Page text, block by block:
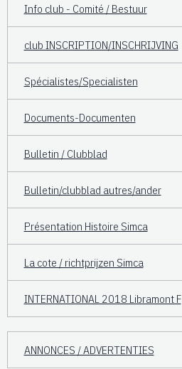
Info club - Comité / Bestuur
club INSCRIPTION/INSCHRIJVING
Spécialistes/Specialisten
Documents-Documenten
Bulletin / Clubblad
Bulletin/clubblad autres/ander
Présentation Histoire Simca
La cote / richtprijzen Simca
INTERNATIONAL 2018 Libramont F
ANNONCES / ADVERTENTIES